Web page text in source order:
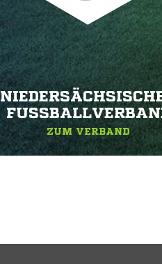
FUSSBALLVERBAND
ZUM VERBAND